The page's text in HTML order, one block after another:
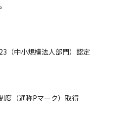
（中小規模法人部門）認定
度（通称Pマーク）取得